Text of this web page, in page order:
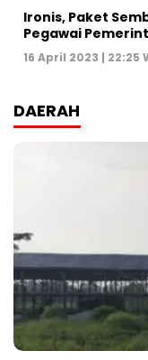
Ironis, Paket
Pegawai
16 April 2023 | 22:25
DAERAH